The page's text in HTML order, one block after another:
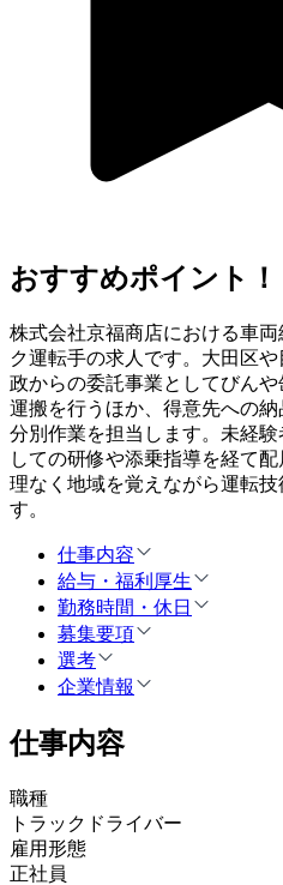
おすすめポイント！
株式会社京福商店における車
ク運転手の求人です。大田区
政からの委託事業としてびん
運搬を行うほか、得意先への
分別作業を担当します。未経
しての研修や添乗指導を経て
理なく地域を覚えながら運転
す。
仕事内容
給与・福利厚生
勤務時間・休日
募集要項
選考
企業情報
仕事内容
職種
トラックドライバー
雇用形態
正社員